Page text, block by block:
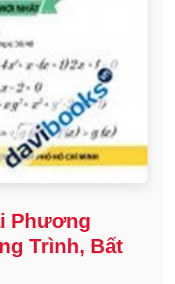
Phương
Trình, Bất